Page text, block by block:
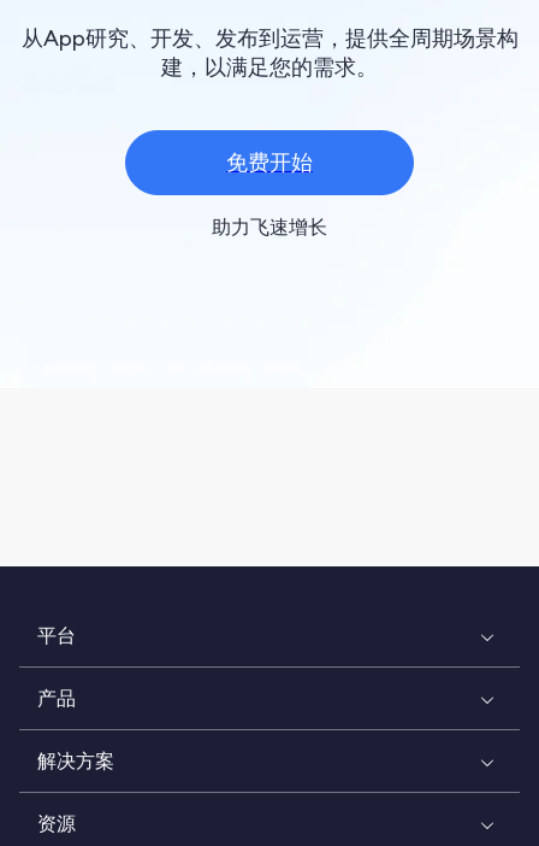
从App研究、开发、发布到运营，提供全周期场景构
建，以满足您的需求。
免费开始
助力飞速增长
平台
产品
解决方案
资源